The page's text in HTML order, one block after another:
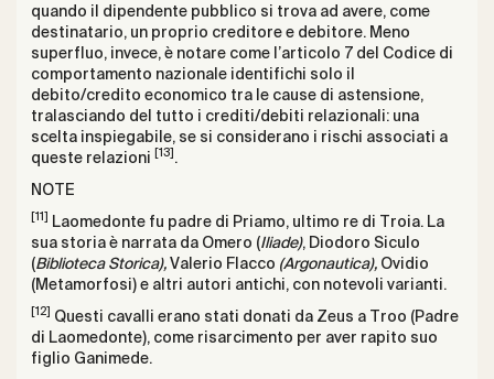
quando il dipendente pubblico si trova ad avere, come
destinatario, un proprio creditore e debitore. Meno
superfluo, invece, è notare come l’articolo 7 del Codice di
comportamento nazionale identifichi solo il
debito/credito economico tra le cause di astensione,
tralasciando del tutto i crediti/debiti relazionali: una
scelta inspiegabile, se si considerano i rischi associati a
queste relazioni
[13] .
NOTE
[11]
Laomedonte fu padre di Priamo, ultimo re di Troia. La
sua storia è narrata da Omero (Iliade), Diodoro Siculo
(Biblioteca Storica), Valerio Flacco (Argonautica), Ovidio
(Metamorfosi) e altri autori antichi, con notevoli varianti.
[12]
Questi cavalli erano stati donati da Zeus a Troo (Padre
di Laomedonte), come risarcimento per aver rapito suo
figlio Ganimede.